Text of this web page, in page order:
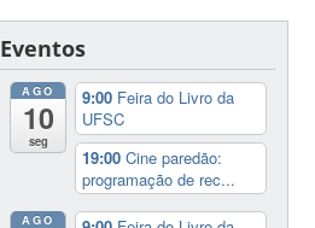
Eventos
AGO
10
seg
9:00 Feira do Livro da
UFSC
19:00Cine paredão:
programação de rec...
AGO